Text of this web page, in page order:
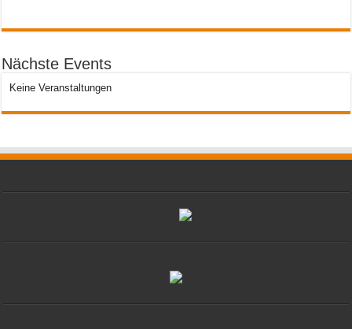
Nächste Events
Keine Veranstaltungen